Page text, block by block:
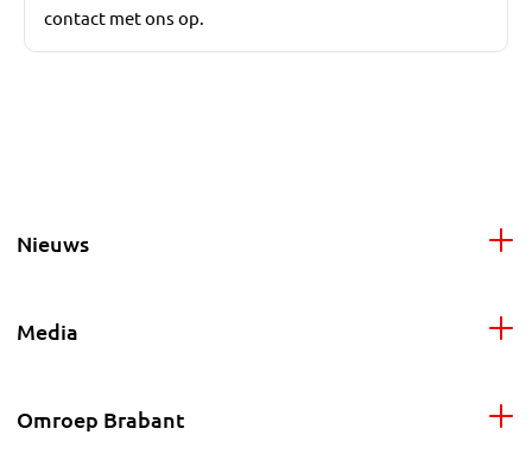
contact met ons op.
Nieuws
Media
Omroep Brabant